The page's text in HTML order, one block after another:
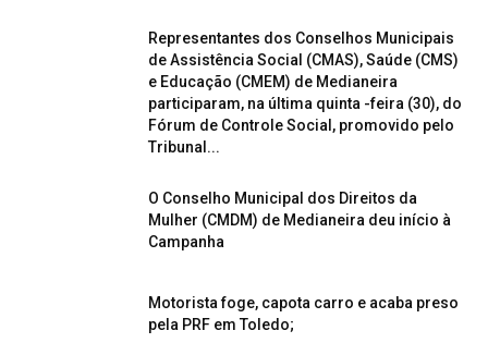
Representantes dos Conselhos Municipais
de Assistência Social (CMAS), Saúde (CMS)
e Educação (CMEM) de Medianeira
participaram, na última quinta -feira (30), do
Fórum de Controle Social, promovido pelo
Tribunal...
O Conselho Municipal dos Direitos da
Mulher (CMDM) de Medianeira deu início à
Campanha
Motorista foge, capota carro e acaba preso
pela PRF em Toledo;